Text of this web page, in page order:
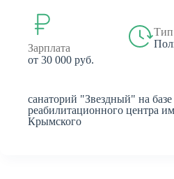
Зарплата
от 30 000 руб.
Тип
санаторий "Звездный" на
реабилитационного центра
Крымского